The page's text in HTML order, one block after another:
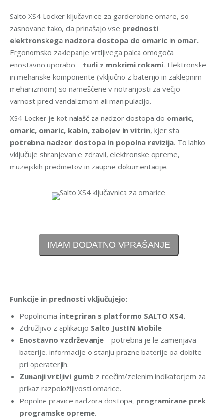
Salto XS4 Locker ključavnice za garderobne omare, so
zasnovane tako, da prinašajo vse prednosti
elektronskega nadzora dostopa do omaric in omar.
Ergonomsko zaklepanje vrtljivega palca omogoča
enostavno uporabo – tudi z mokrimi rokami. Elektronske
in mehanske komponente (vključno z baterijo in zaklepnim
mehanizmom) so nameščene v notranjosti za večjo
varnost pred vandalizmom ali manipulacijo.
XS4 Locker je kot nalašč za nadzor dostopa do omaric,
omaric, omaric, kabin, zabojev in vitrin, kjer sta
potrebna nadzor dostopa in popolna revizija. To lahko
vključuje shranjevanje zdravil, elektronske opreme,
muzejskih predmetov in zaupne dokumentacije.
IMAM DODATNO VPRAŠANJE
Funkcije in prednosti vključujejo:
Popolnoma integriran s platformo SALTO XS4.
Združljivo z aplikacijo Salto JustIN Mobile
Enostavno vzdrževanje – potrebna je le zamenjava
baterije, informacije o stanju prazne baterije pa dobite
pri operaterjih.
Zunanji vrtljivi gumb z rdečim/zelenim indikatorjem za
prikaz razpoložljivosti omarice.
Popolne pravice nadzora dostopa, programirane prek
programske opreme.